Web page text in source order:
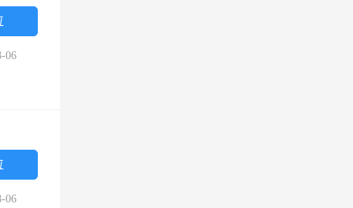
06
06